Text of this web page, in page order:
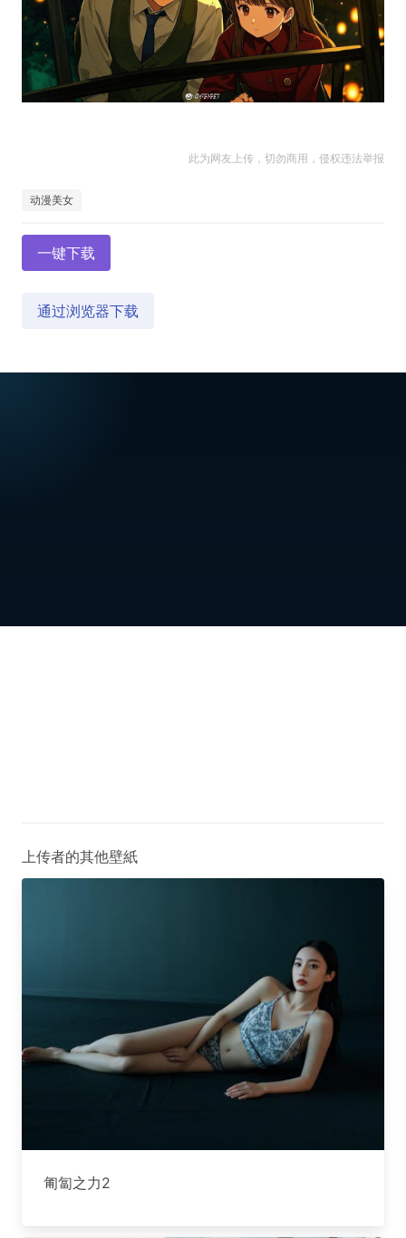
此为网友上传，切勿商用，侵权违法举报
动漫美女
一键下载
通过浏览器下载
上传者的其他壁紙
匍匐之力2